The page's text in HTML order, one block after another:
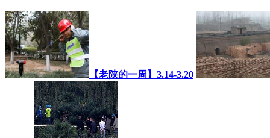
【老陕的一周】3.14-3.20